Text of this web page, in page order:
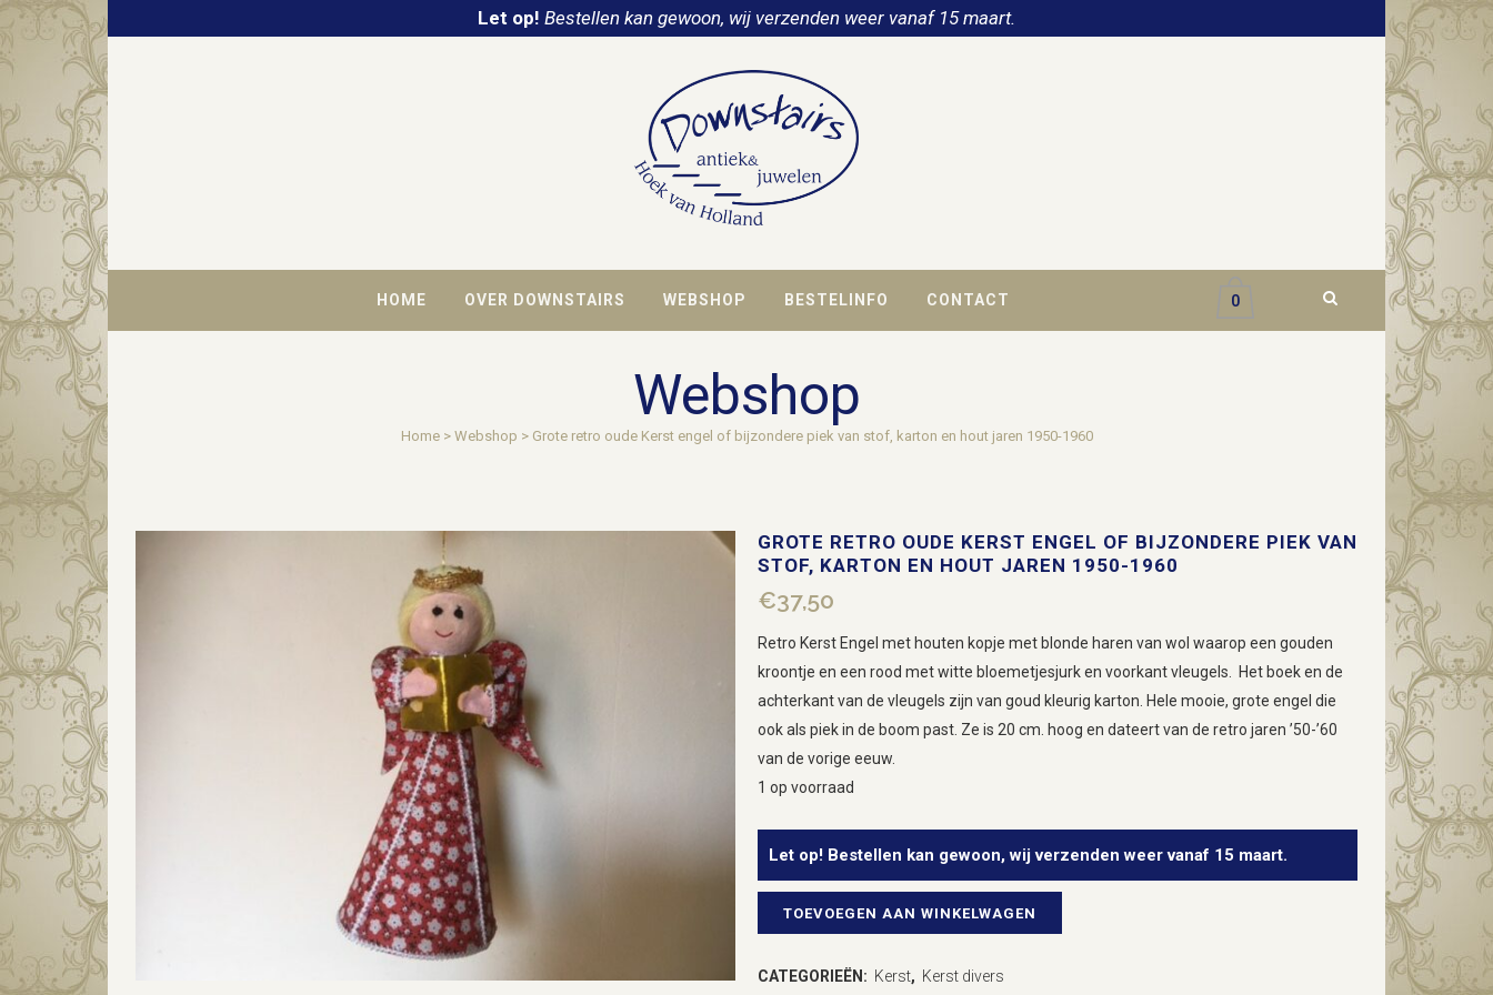
Let op! Bestellen kan gewoon, wij verzenden weer vanaf 15 maart.
HOME OVER DOWNSTAIRS WEBSHOP BESTELINFO CONTACT 0
Webshop
Home> Webshop > Grote retro oude Kerst engel of bijzondere piek van stof, karton en hout jaren 1950-1960
GROTE RETRO OUDE KERST ENGEL OF BIJZONDERE PIEK VAN
STOF, KARTON EN HOUT JAREN 1950-1960
€37,50
Retro Kerst Engel met houten kopje met blonde haren van wol waarop een gouden
kroontje en een rood met witte bloemetjesjurk en voorkant vleugels. Het boek en de
achterkant van de vleugels zijn van goud kleurig karton. Hele mooie, grote engel die
ook als piek in de boom past. Ze is 20 cm. hoog en dateert van de retro jaren ’50-’60
van de vorige eeuw.
1 op voorraad
Let op! Bestellen kan gewoon, wij verzenden weer vanaf 15 maart.
GroteTOEVOEGEN AAN WINKELWAGEN
CATEGORIEËN: Kerst, Kerst divers